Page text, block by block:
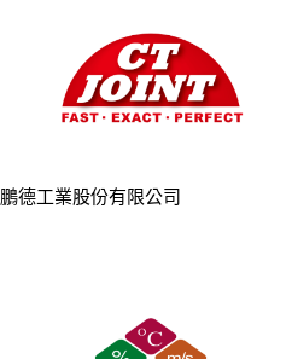
鵬德工業股份有限公司